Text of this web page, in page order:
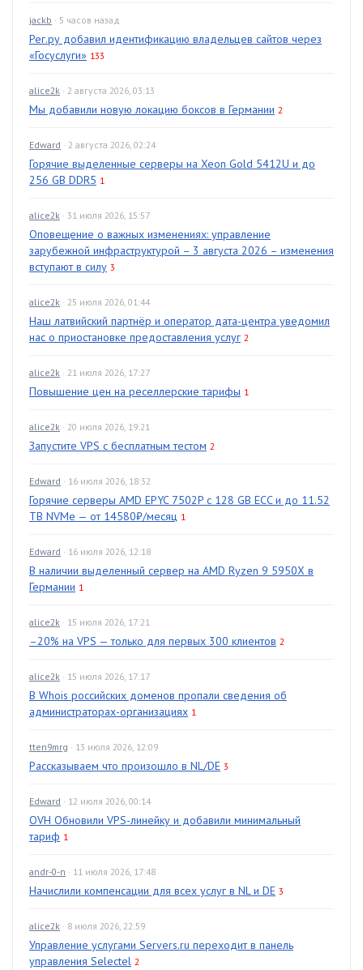
jackb · 5 часов назад
Рег.ру добавил идентификацию владельцев сайтов через
«Госуслуги» 133
alice2k · 2 августа 2026, 03:13
Мы добавили новую локацию боксов в Германии 2
Edward · 2 августа 2026, 02:24
Горячие выделенные серверы на Xeon Gold 5412U и до
256 GB DDR5 1
alice2k · 31 июля 2026, 15:57
Оповещение о важных изменениях: управление
зарубежной инфраструктурой – 3 августа 2026 – изменения
вступают в силу 3
alice2k · 25 июля 2026, 01:44
Наш латвийский партнёр и оператор дата-центра уведомил
нас о приостановке предоставления услуг 2
alice2k · 21 июля 2026, 17:27
Повышение цен на реселлерские тарифы 1
alice2k · 20 июля 2026, 19:21
Запустите VPS с бесплатным тестом 2
Edward · 16 июля 2026, 18:32
Горячие серверы AMD EPYC 7502P с 128 GB ECC и до 11.52
TB NVMe — от 14580₽/месяц 1
Edward · 16 июля 2026, 12:18
В наличии выделенный сервер на AMD Ryzen 9 5950X в
Германии 1
alice2k · 15 июля 2026, 17:21
–20% на VPS — только для первых 300 клиентов 2
alice2k · 15 июля 2026, 17:17
В Whois российских доменов пропали сведения об
администраторах-организациях 1
tten9mrg · 13 июля 2026, 12:09
Рассказываем что произошло в NL/DE 3
Edward · 12 июля 2026, 00:14
OVH Обновили VPS-линейку и добавили минимальный
тариф 1
andr-0-n · 11 июля 2026, 17:48
Начислили компенсации для всех услуг в NL и DE 3
alice2k · 8 июля 2026, 22:59
Управление услугами Servers.ru переходит в панель
управления Selectel 2